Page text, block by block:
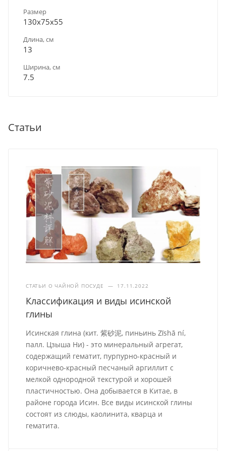
Размер
130х75х55
Длина, см
13
Ширина, см
7.5
Статьи
СТАТЬИ О ЧАЙНОЙ ПОСУДЕ — 17.11.2022
Классификация и виды исинской
глины
Исинская глина (кит. 紫砂泥, пиньинь Zǐshā ní,
палл. Цзыша Ни) - это минеральный агрегат,
содержащий гематит, пурпурно-красный и
коричнево-красный песчаный аргиллит с
мелкой однородной текстурой и хорошей
пластичностью. Она добывается в Китае, в
районе города Исин. Все виды исинской глины
состоят из слюды, каолинита, кварца и
гематита.